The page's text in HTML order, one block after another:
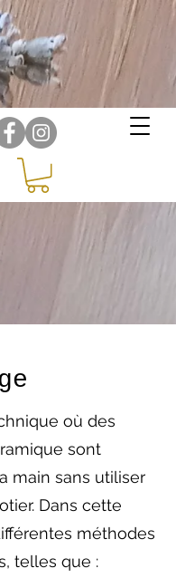
où des
sont
main sans utiliser
Dans cette
méthodes
telles que :